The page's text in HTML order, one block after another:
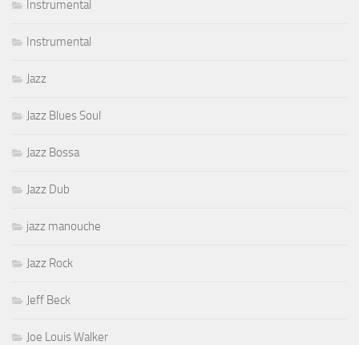
Instrumental
Instrumental
Jazz
Jazz Blues Soul
Jazz Bossa
Jazz Dub
jazz manouche
Jazz Rock
Jeff Beck
Joe Louis Walker